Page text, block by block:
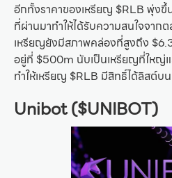
อีกทั้งราคาของเหรียญ $RLB พุ่งขึ้
ที่ผ่านมาทำให้ได้รับความสนใจจาก
เหรียญยังมีสภาพคล่องที่สูงถึง
อยู่ที่ $500m นับเป็นเหรียญที่ใหญ่แ
ทำให้เหรียญ $RLB มีสิทธิ์ได้ลิสต์บน
Unibot ($UNIBOT)